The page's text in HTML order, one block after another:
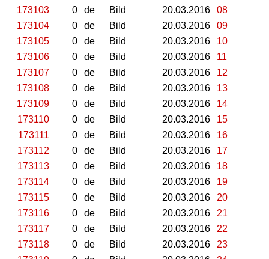
173103
0 de Bild 20.03.2016
08
173104
0 de Bild 20.03.2016
09
173105
0 de Bild 20.03.2016
10
173106
0 de Bild 20.03.2016
11
173107
0 de Bild 20.03.2016
12
173108
0 de Bild 20.03.2016
13
173109
0 de Bild 20.03.2016
14
173110
0 de Bild 20.03.2016
15
173111
0 de Bild 20.03.2016
16
173112
0 de Bild 20.03.2016
17
173113
0 de Bild 20.03.2016
18
173114
0 de Bild 20.03.2016
19
173115
0 de Bild 20.03.2016
20
173116
0 de Bild 20.03.2016
21
173117
0 de Bild 20.03.2016
22
173118
0 de Bild 20.03.2016
23